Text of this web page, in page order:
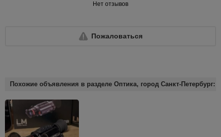
Нет отзывов
Пожаловаться
Похожие объявления в разделе Оптика, город Санкт-Петербург: